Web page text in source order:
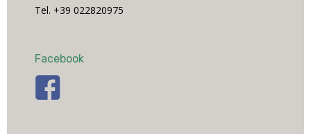
Tel. +39 022820975
Facebook